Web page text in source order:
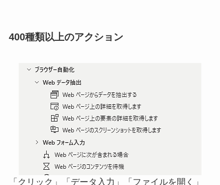
400種類以上のアクション
「クリック」「データ入力」「ファイルを開く」